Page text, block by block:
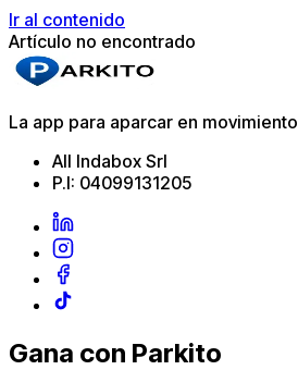
Ir al contenido
Artículo no encontrado
La app para aparcar en movimiento
All Indabox Srl
P.I: 04099131205
Gana con Parkito